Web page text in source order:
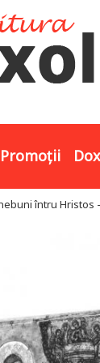
Promoții
întru Hristos